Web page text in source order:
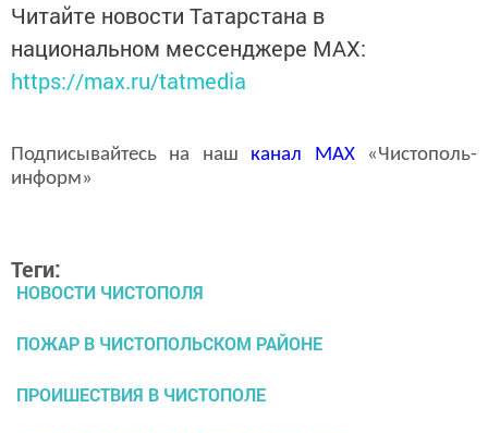
Читайте новости Татарстана в
национальном мессенджере MАХ:
https://max.ru/tatmedia
Подписывайтесь на наш канал MAX«Чистополь-
информ»
Теги:
НОВОСТИ ЧИСТОПОЛЯ
ПОЖАР В ЧИСТОПОЛЬСКОМ РАЙОНЕ
ПРОИШЕСТВИЯ В ЧИСТОПОЛЕ